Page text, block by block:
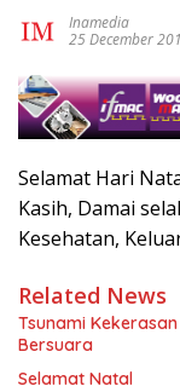
Inamedia
25 December
Selamat Hari
Kasih, Damai
Kesehatan,
Related News
Tsunami
Bersuara
Selamat Natal